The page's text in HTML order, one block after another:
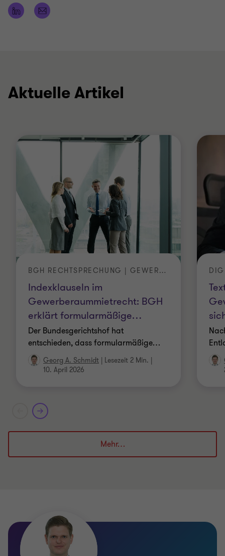
Aktuelle Artikel
Indexklauseln im
Gewerberaummietrecht: BGH
erklärt formularmäßige…
BGH RECHTSPRECHUNG | GEWERBERAUMMIETRECHT
Der Bundesgerichtshof hat
entschieden, dass formularmäßige…
Georg A. Schmidt | Lesezeit 2 Min. |
10. April 2026
Mehr…